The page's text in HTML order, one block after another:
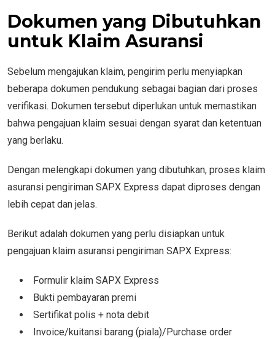
Dokumen yang Dibutuhkan
untuk Klaim Asuransi
Sebelum mengajukan klaim, pengirim perlu menyiapkan
beberapa dokumen pendukung sebagai bagian dari proses
verifikasi. Dokumen tersebut diperlukan untuk memastikan
bahwa pengajuan klaim sesuai dengan syarat dan ketentuan
yang berlaku.
Dengan melengkapi dokumen yang dibutuhkan, proses klaim
asuransi pengiriman SAPX Express dapat diproses dengan
lebih cepat dan jelas.
Berikut adalah dokumen yang perlu disiapkan untuk
pengajuan klaim asuransi pengiriman SAPX Express:
Formulir klaim SAPX Express
Bukti pembayaran premi
Sertifikat polis + nota debit
Invoice/kuitansi barang (piala)/Purchase order